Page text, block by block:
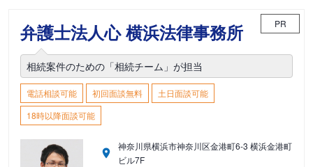
弁護士法人心 横浜法律事務所 PR
相続案件のための「相続チーム」が担当
電話相談可能 初回面談無料
土日面談可能
18時以降面談可能
神奈川県横浜市神奈川区金港町6-3 横浜金港町
ビル7F